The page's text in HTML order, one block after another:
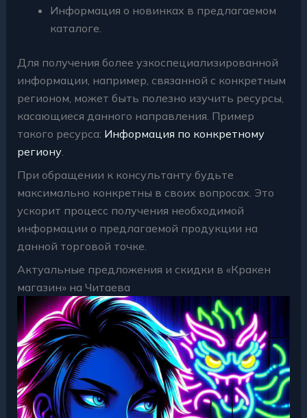
Информация о новинках в предлагаемом
каталоге.
Для получения более узкоспециализированной
информации, например, связанной с конкретным
регионом, может быть полезно изучить ресурсы,
касающиеся данного направления. Пример
такого ресурса: Информация по конкретному
региону.
При обращении к консультанту будьте
максимально конкретны в своих вопросах. Это
ускорит процесс получения необходимой
информации о предлагаемой продукции на
данной торговой точке.
Актуальные предложения и скидки в «Кракен
магазин» на Читаева